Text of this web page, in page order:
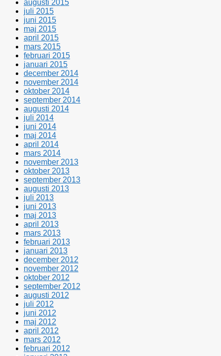
augusti 2015
juli 2015
juni 2015
maj 2015
april 2015
mars 2015
februari 2015
januari 2015
december 2014
november 2014
oktober 2014
september 2014
augusti 2014
juli 2014
juni 2014
maj 2014
april 2014
mars 2014
november 2013
oktober 2013
september 2013
augusti 2013
juli 2013
juni 2013
maj 2013
april 2013
mars 2013
februari 2013
januari 2013
december 2012
november 2012
oktober 2012
september 2012
augusti 2012
juli 2012
juni 2012
maj 2012
april 2012
mars 2012
februari 2012